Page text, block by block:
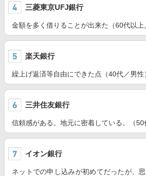
三菱東京UFJ銀行
金額を多く借りることが出来た（60代以上
楽天銀行
繰上げ返済等自由にできた点（40代／男性
三井住友銀行
信頼感がある。地元に密着している。（50
イオン銀行
ネットでの申し込みが初めてだったが、